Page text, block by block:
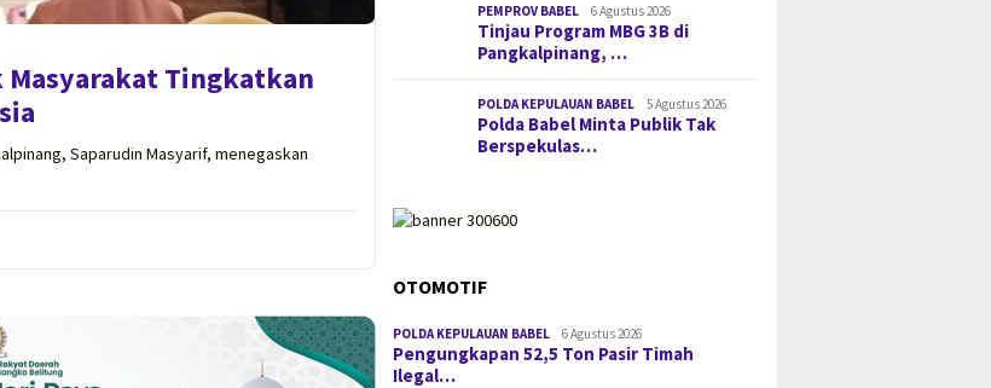
Masyarakat Tingkatkan
Saparudin Masyarif, menegaskan
PEMPROV BABEL 6 Agustus 2026
Tinjau Program MBG 3B di
Pangkalpinang, …
POLDA KEPULAUAN BABEL 5 Agustus 2026
Polda Babel Minta Publik Tak
Berspekulas…
OTOMOTIF
POLDA KEPULAUAN BABEL 6 Agustus 2026
Pengungkapan 52,5 Ton Pasir Timah
Ilegal…